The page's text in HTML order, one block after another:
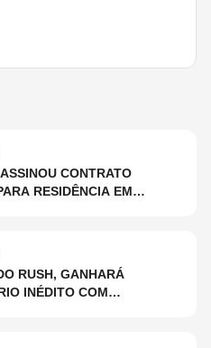
CONTRATO
RESIDÊNCIA EM
RUSH, GANHARÁ
INÉDITO COM